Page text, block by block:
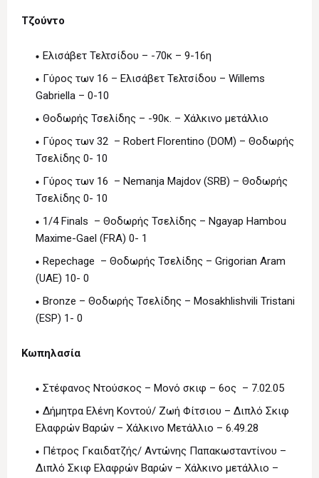
Τζούντο
Ελισάβετ Τελτσίδου – -70κ – 9-16η
Γύρος των 16 – Ελισάβετ Τελτσίδου – Willems
Gabriella – 0-10
Θοδωρής Τσελίδης – -90κ. – Χάλκινο μετάλλιο
Γύρος των 32 – Robert Florentino (DOM) – Θοδωρής
Τσελίδης 0- 10
Γύρος των 16 – Nemanja Majdov (SRB) – Θοδωρής
Τσελίδης 0- 10
1/4 Finals – Θοδωρής Τσελίδης – Ngayap Hambou
Maxime-Gael (FRA) 0- 1
Repechage – Θοδωρής Τσελίδης – Grigorian Aram
(UAE) 10- 0
Bronze – Θοδωρής Τσελίδης – Mosakhlishvili Tristani
(ESP) 1- 0
Κωπηλασία
Στέφανος Ντούσκος – Μονό σκιφ – 6ος – 7.02.05
Δήμητρα Ελένη Κοντού/ Ζωή Φίτσιου – Διπλό Σκιφ
Ελαφρών Βαρών – Χάλκινο Μετάλλιο – 6.49.28
Πέτρος Γκαιδατζής/ Αντώνης Παπακωσταντίνου –
Διπλό Σκιφ Ελαφρών Βαρών – Χάλκινο μετάλλιο –